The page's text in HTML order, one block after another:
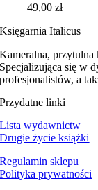
49,00zł
Księgarnia Italicus
Kameralna, przytulna
Specjalizująca się w
profesjonalistów, a
Przydatne linki
Lista wydawnictw
Drugie życie książki
Regulamin sklepu
Polityka prywatności